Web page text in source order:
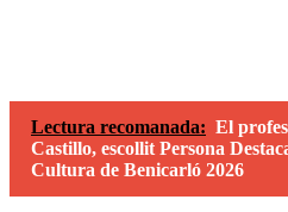
Lectura recomanada: El
Castillo, escollit Persona
Cultura de Benicarló 2026